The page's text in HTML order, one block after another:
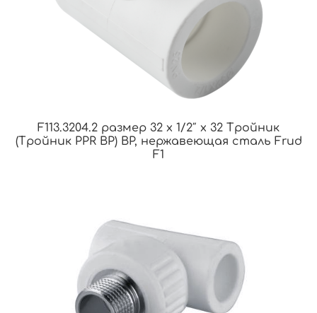
F113.3204.2 размер 32 x 1/2″ x 32 Тройник
(Тройник PPR ВР) ВР, нержавеющая сталь Frud
F1